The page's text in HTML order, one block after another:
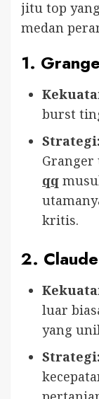
jitu top
medan
1.
burst
Strategi:
qq
kritis.
2. Claude
luar
yang
Strategi: